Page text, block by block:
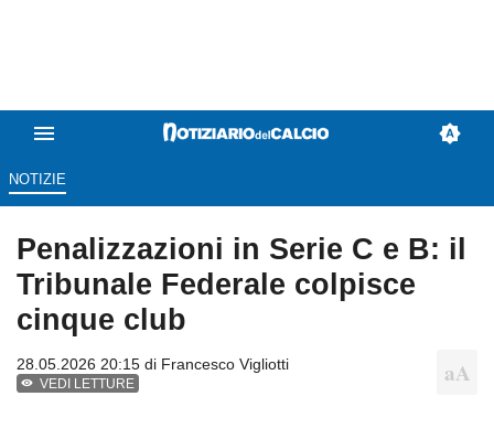
NOTIZIE
Penalizzazioni in Serie C e B: il
Tribunale Federale colpisce
cinque club
28.05.2026 20:15 di Francesco Vigliotti
VEDI LETTURE